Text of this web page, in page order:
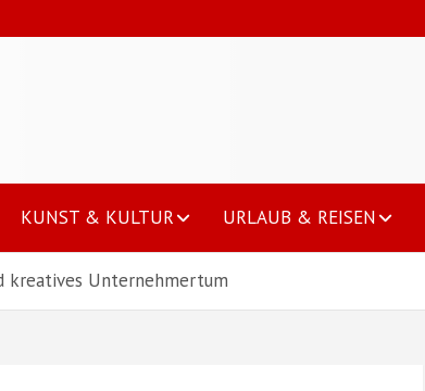
KUNST & KULTUR URLAUB & REISEN
kreatives Unternehmertum